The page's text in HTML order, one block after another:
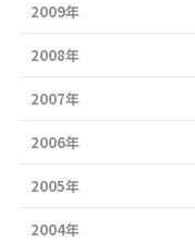
2009年
2008年
2007年
2006年
2005年
2004年